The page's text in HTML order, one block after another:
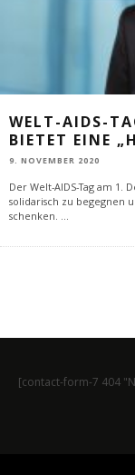
WELT-AIDS-
BIETET EINE
9. NOVEMBER 2020
Der Welt-AIDS-Tag am
solidarisch zu begegnen
schenken. ...
[contact-form-7 404